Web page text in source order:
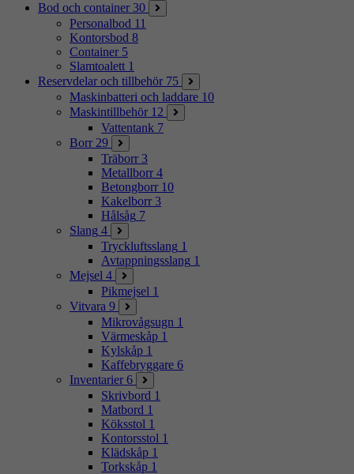
Bod och container 30
Personalbod 11
Kontorsbod 8
Container 5
Slamtoalett 1
Reservdelar och tillbehör 75
Maskinbatteri och laddare 10
Maskintillbehör 12
Vattentank 7
Borr 29
Träborr 3
Metallborr 4
Betongborr 10
Kakelborr 3
Hålsåg 7
Slang 4
Tryckluftsslang 1
Avtappningsslang 1
Mejsel 4
Pikmejsel 1
Vitvara 9
Mikrovågsugn 1
Värmeskåp 1
Kylskåp 1
Kaffebryggare 6
Inventarier 6
Skrivbord 1
Matbord 1
Köksstol 1
Kontorsstol 1
Klädskåp 1
Torkskåp 1